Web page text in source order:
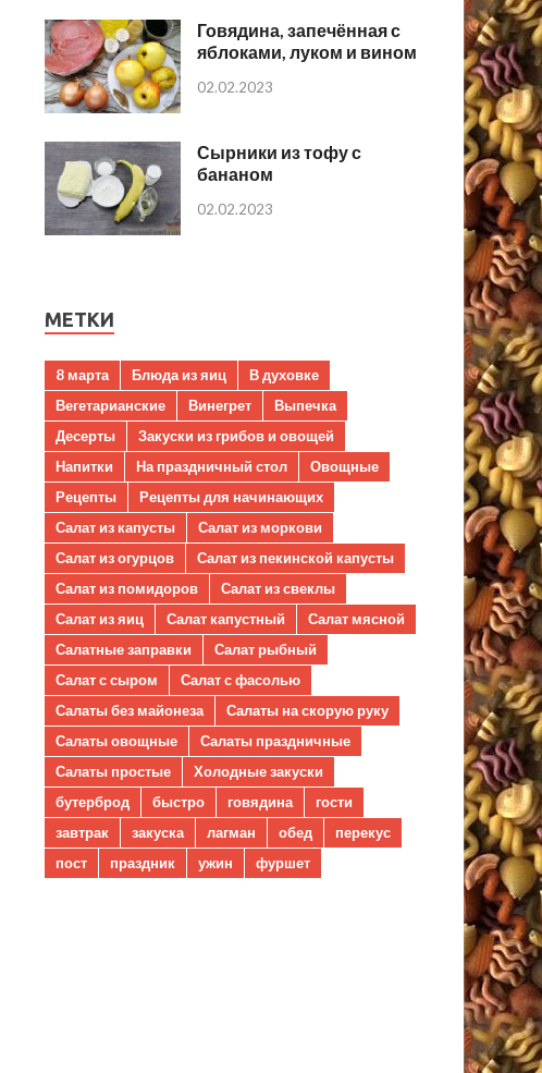
Говядина, запечённая с
яблоками, луком и вином
02.02.2023
Сырники из тофу с
бананом
02.02.2023
МЕТКИ
8 марта Блюда из яиц
В духовке
Вегетарианские
Винегрет
Выпечка
Десерты
Закуски из грибов и овощей
Напитки
На праздничный стол
Овощные
Рецепты
Рецепты для начинающих
Салат из капусты
Салат из моркови
Салат из огурцов
Салат из пекинской капусты
Салат из помидоров
Салат из свеклы
Салат из яиц
Салат капустный
Салат мясной
Салатные заправки
Салат рыбный
Салат с сыром
Салат с фасолью
Салаты без майонеза
Салаты на скорую руку
Салаты овощные
Салаты праздничные
Салаты простые
Холодные закуски
бутерброд
быстро говядина
гости
завтрак
закуска лагман обед
перекус
пост
праздник ужин фуршет